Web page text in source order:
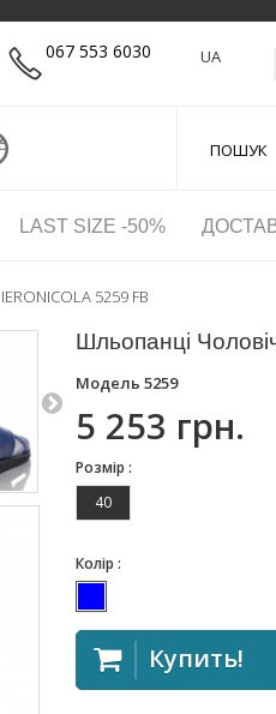
067 553 6030 UA
LAST SIZE -50%
5259 FB
Шльопанці
Модель 5259
5 253 грн.
Розмір :
40
Колір :
Купить!